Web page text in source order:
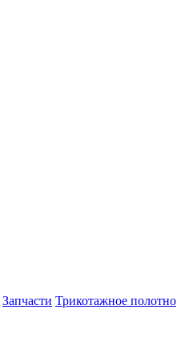
Запчасти Трикотажное полотно